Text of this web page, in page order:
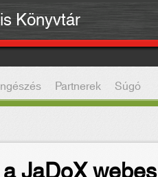
Könyvtár
Partnerek Súgó